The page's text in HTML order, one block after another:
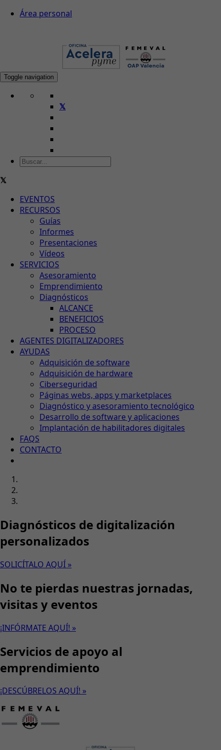
Área personal
Toggle navigation
EVENTOS
RECURSOS
Guías
Informes
Presentaciones
Vídeos
SERVICIOS
Asesoramiento
Emprendimiento
Diagnósticos
ALCANCE
BENEFICIOS
PROCESO
AGENTES DIGITALIZADORES
AYUDAS
Adquisición de software
Adquisición de hardware
Ciberseguridad
Páginas webs, apps y marketplaces
Diagnóstico y asesoramiento tecnológico
Desarrollo de software y aplicaciones
Implantación de habilitadores digitales
FAQS
CONTACTO
Diagnósticos de digitalización
personalizados
SOLICÍTALO AQUÍ »
No te pierdas nuestras jornadas,
visitas y eventos
¡INFÓRMATE AQUÍ! »
Servicios de apoyo al
emprendimiento
¡DESCÚBRELOS AQUÍ! »